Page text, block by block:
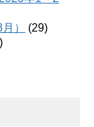
）
(29)